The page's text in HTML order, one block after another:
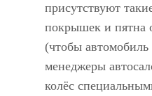
присутствуют
покрышек и пятна
(чтобы автомобиль
менеджеры
колёс